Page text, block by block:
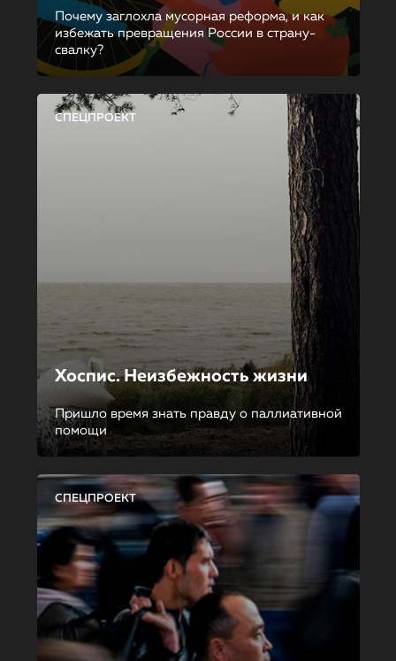
Почему заглохла мусорная реформа, и как
избежать превращения России в страну-
свалку?
СПЕЦПРОЕКТ
Хоспис. Неизбежность жизни
Пришло время знать правду о паллиативной
помощи
СПЕЦПРОЕКТ